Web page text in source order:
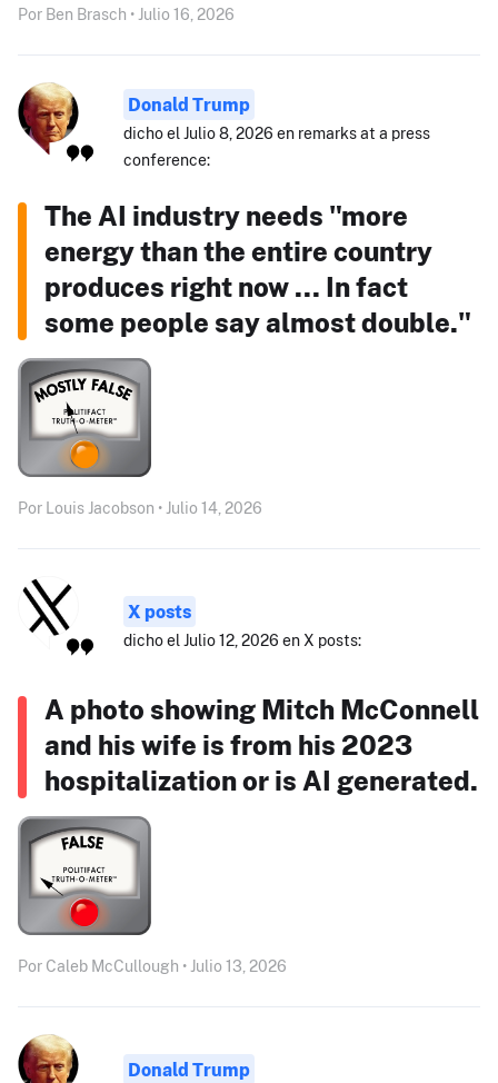
Por Ben Brasch • Julio 16, 2026
Donald Trump
dicho el Julio 8, 2026 en remarks at a press
conference:
The AI industry needs "more
energy than the entire country
produces right now ... In fact
some people say almost double."
Por Louis Jacobson • Julio 14, 2026
X posts
dicho el Julio 12, 2026 en X posts:
A photo showing Mitch McConnell
and his wife is from his 2023
hospitalization or is AI generated.
Por Caleb McCullough • Julio 13, 2026
Donald Trump